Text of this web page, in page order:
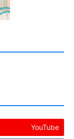
YouTube